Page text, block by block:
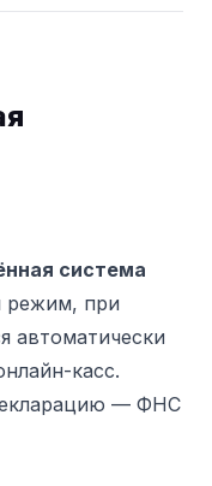
система
режим, при
автоматически
касс.
— ФНС